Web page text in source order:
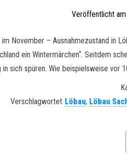
Veröffentlicht
November – Ausnahmezustand in
ein Wintermärchen“. Seitdem
in sich spüren. Wie beispielsweise vor
Verschlagwortet Löbau, Löbau